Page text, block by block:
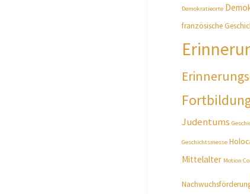
Demokratieorte
französische
Judentums
Geschichtsmesse
Mittelalter Motion